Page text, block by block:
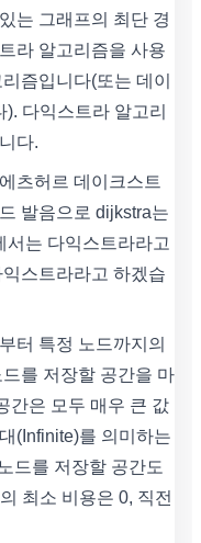
는 그래프의 최단 경
라 알고리즘을 사용
즘입니다(또는 데이
다익스트라 알고리
다.
츠허르 데이크스트
발음으로 dijkstra는
서는 다익스트라라고
스트라라고 하겠습
터 특정 노드까지의
를 저장할 공간을 마
간은 모두 매우 큰 값
(Infinite)를 의미하는
드를 저장할 공간도
최소 비용은 0, 직전